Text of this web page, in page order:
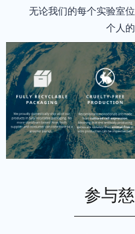
无论我们的每个实验室
个人的
参与